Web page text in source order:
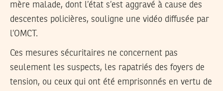
mère malade, dont l’état s’est aggravé à cause des
descentes policières, souligne une vidéo diffusée par
l’OMCT.
Ces mesures sécuritaires ne concernent pas
seulement les suspects, les rapatriés des foyers de
tension, ou ceux qui ont été emprisonnés en vertu de